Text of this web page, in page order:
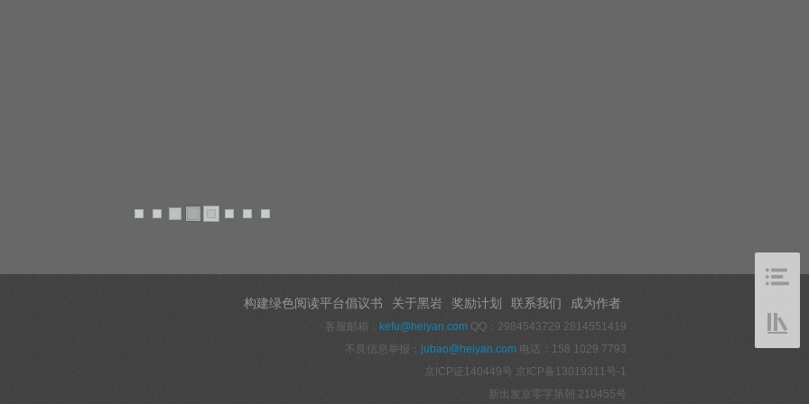
构建绿色阅读平台倡议书 关于黑岩 奖励计划 联系我们 成为作者
客服邮箱： kefu@heiyan.com QQ：2984543729 2814551419
不良信息举报： jubao@heiyan.com 电话：158 1029 7793
京ICP证140449号 京ICP备13019311号-1
新出发京零字第朝 210455号